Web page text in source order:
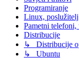
Programiranje
Linux,
Pametni
Distribucije
↳ Distribucije
↳ Ubuntu